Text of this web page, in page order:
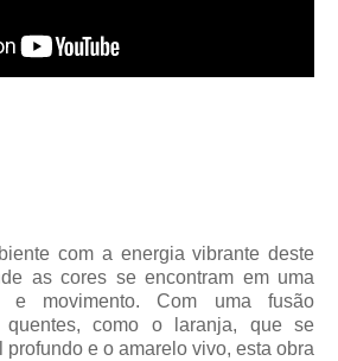
com a energia vibrante deste
as cores se encontram em uma
e movimento. Com uma fusão
quentes, como o laranja, que se
profundo e o amarelo vivo, esta obra